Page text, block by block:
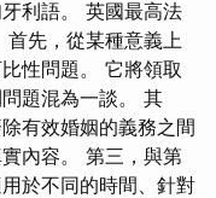
利語。 英國最高法
首先，從某種意義上
性問題。 它將領取
題混為一談。 其
有效婚姻的義務之間
內容。 第三，與第
於不同的時間、針對